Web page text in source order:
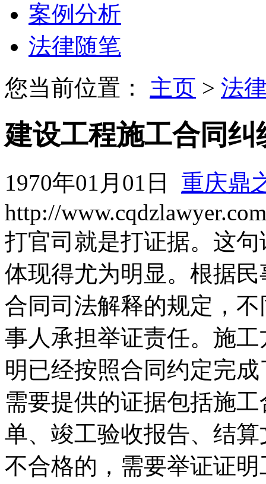
案例分析
法律随笔
您当前位置： 主页 > 法
建设工程施工合同
1970年01月01日 重庆鼎
http://www.cqdzlawyer.com
打官司就是打证据。这
体现得尤为明显。根据
合同司法解释的规定，
事人承担举证责任。施
明已经按照合同约定完
需要提供的证据包括施
单、竣工验收报告、结
不合格的，需要举证证